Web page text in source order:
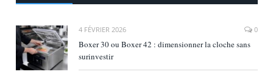
4 FÉVRIER 2026 0
Boxer 30 ou Boxer 42 : dimensionner la cloche sans
surinvestir